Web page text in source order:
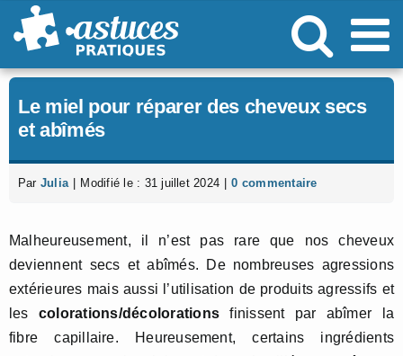
Passer
au
Le miel pour réparer des cheveux secs
et abîmés
Par Julia Modifié le : 31 juillet 2024 0 commentaire
Malheureusement, il n’est pas rare que nos cheveux
deviennent secs et abîmés. De nombreuses agressions
extérieures mais aussi l’utilisation de produits agressifs et
lescolorations/décolorations finissent par abîmer la
fibre capillaire. Heureusement, certains ingrédients